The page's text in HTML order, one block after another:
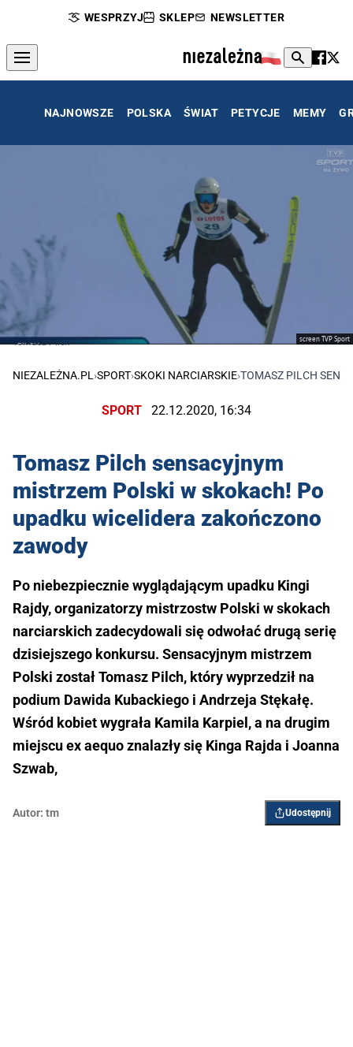
WESPRZYJ SKLEP NEWSLETTER
NAJNOWSZE POLSKA ŚWIAT PETYCJE MEMY
screen TVP Sport
Tomasz Pilch
NIEZALEŻNA.PL ›SPORT›SKOKI NARCIARSKIE›TOMASZ PILCH
SPORT 22.12.2020, 16:34
Tomasz Pilch sensacyjnym
mistrzem Polski w skokach! Po
upadku wicelidera zakończono
zawody
Po niebezpiecznie wyglądającym upadku Kingi
Rajdy, organizatorzy mistrzostw Polski w skokach
narciarskich zadecydowali się odwołać drugą serię
dzisiejszego konkursu. Sensacyjnym mistrzem
Polski został Tomasz Pilch, który wyprzedził na
podium Dawida Kubackiego i Andrzeja Stękałę.
Wśród kobiet wygrała Kamila Karpiel, a na drugim
miejscu ex aequo znalazły się Kinga Rajda i Joanna
Szwab,
Autor: tm Udostępnij